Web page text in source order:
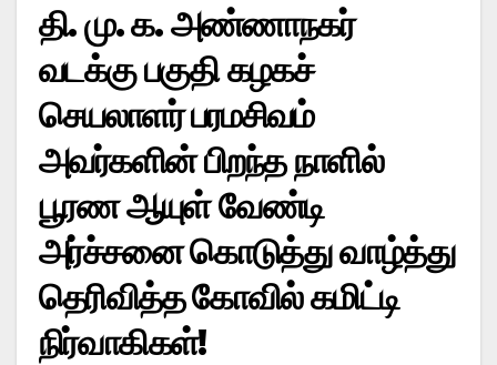
தி. மு. க. அண்ணாநகர்
வடக்கு பகுதி கழகச்
செயலாளர் பரமசிவம்
அவர்களின் பிறந்த நாளில்
பூரண ஆயுள் வேண்டி
அர்ச்சனை கொடுத்து வாழ்த்து
தெரிவித்த கோவில் கமிட்டி
நிர்வாகிகள்!